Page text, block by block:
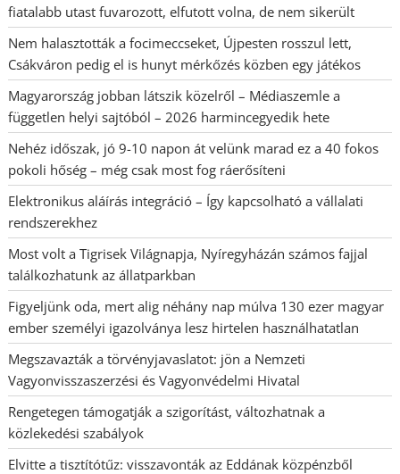
fiatalabb utast fuvarozott, elfutott volna, de nem sikerült
Nem halasztották a focimeccseket, Újpesten rosszul lett,
Csákváron pedig el is hunyt mérkőzés közben egy játékos
Magyarország jobban látszik közelről – Médiaszemle a
független helyi sajtóból – 2026 harmincegyedik hete
Nehéz időszak, jó 9-10 napon át velünk marad ez a 40 fokos
pokoli hőség – még csak most fog ráerősíteni
Elektronikus aláírás integráció – Így kapcsolható a vállalati
rendszerekhez
Most volt a Tigrisek Világnapja, Nyíregyházán számos fajjal
találkozhatunk az állatparkban
Figyeljünk oda, mert alig néhány nap múlva 130 ezer magyar
ember személyi igazolványa lesz hirtelen használhatatlan
Megszavazták a törvényjavaslatot: jön a Nemzeti
Vagyonvisszaszerzési és Vagyonvédelmi Hivatal
Rengetegen támogatják a szigorítást, változhatnak a
közlekedési szabályok
Elvitte a tisztítótűz: visszavonták az Eddának közpénzből